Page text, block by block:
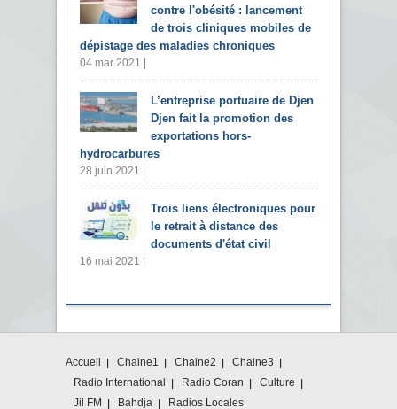
contre l'obésité : lancement
de trois cliniques mobiles de
dépistage des maladies chroniques
04 mar 2021 |
L’entreprise portuaire de Djen
Djen fait la promotion des
exportations hors-
hydrocarbures
28 juin 2021 |
Trois liens électroniques pour
le retrait à distance des
documents d'état civil
16 mai 2021 |
Accueil Chaine1 Chaine2
Chaine3
Radio International
Radio Coran
Culture
Jil FM
Bahdja Radios Locales